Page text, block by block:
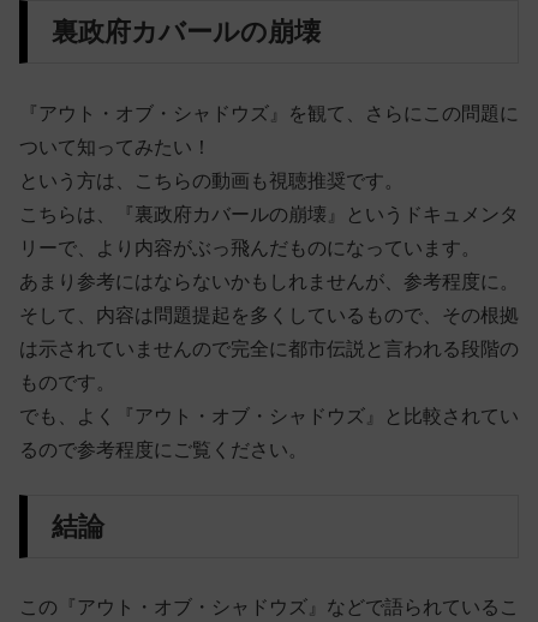
裏政府カバールの崩壊
『アウト・オブ・シャドウズ』を観て、さらにこの問題に
ついて知ってみたい！
という方は、こちらの動画も視聴推奨です。
こちらは、『裏政府カバールの崩壊』というドキュメンタ
リーで、より内容がぶっ飛んだものになっています。
あまり参考にはならないかもしれませんが、参考程度に。
そして、内容は問題提起を多くしているもので、その根拠
は示されていませんので完全に都市伝説と言われる段階の
ものです。
でも、よく『アウト・オブ・シャドウズ』と比較されてい
るので参考程度にご覧ください。
結論
この『アウト・オブ・シャドウズ』などで語られているこ